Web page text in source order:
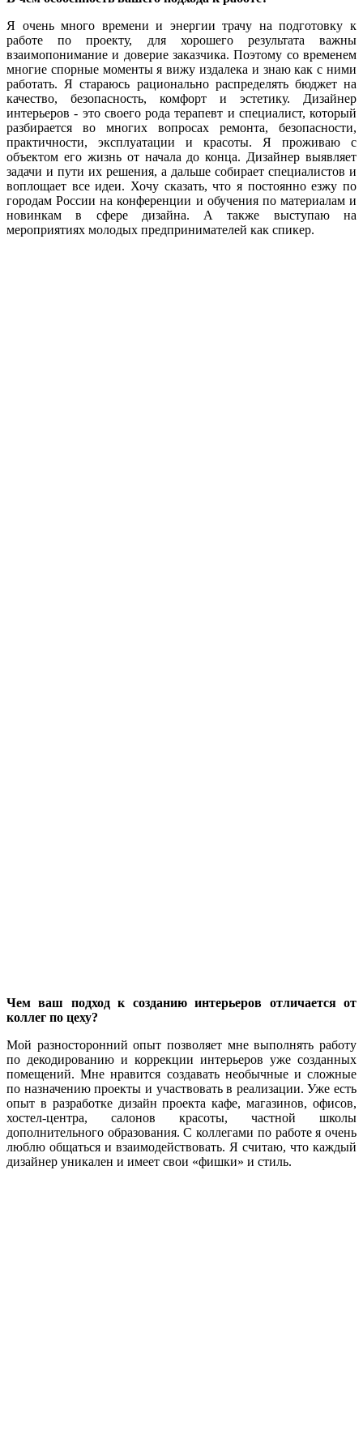
Я очень много времени и энергии трачу на подготовку к
работе по проекту, для хорошего результата важны
взаимопонимание и доверие заказчика. Поэтому со временем
многие спорные моменты я вижу издалека и знаю как с ними
работать. Я стараюсь рационально распределять бюджет на
качество, безопасность, комфорт и эстетику. Дизайнер
интерьеров - это своего рода терапевт и специалист, который
разбирается во многих вопросах ремонта, безопасности,
практичности, эксплуатации и красоты. Я проживаю с
объектом его жизнь от начала до конца. Дизайнер выявляет
задачи и пути их решения, а дальше собирает специалистов и
воплощает все идеи. Хочу сказать, что я постоянно езжу по
городам России на конференции и обучения по материалам и
новинкам в сфере дизайна. А также выступаю на
мероприятиях молодых предпринимателей как спикер.
Чем ваш подход к созданию интерьеров отличается от
коллег по цеху?
Мой разносторонний опыт позволяет мне выполнять работу
по декодированию и коррекции интерьеров уже созданных
помещений. Мне нравится создавать необычные и сложные
по назначению проекты и участвовать в реализации. Уже есть
опыт в разработке дизайн проекта кафе, магазинов, офисов,
хостел-центра, салонов красоты, частной школы
дополнительного образования. С коллегами по работе я очень
люблю общаться и взаимодействовать. Я считаю, что каждый
дизайнер уникален и имеет свои «фишки» и стиль.